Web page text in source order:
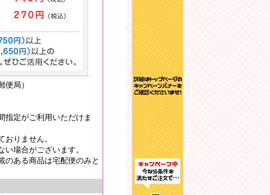
局）
定がご利用いただけま
りません。
場合がございます。
ある商品は宅配便のみと